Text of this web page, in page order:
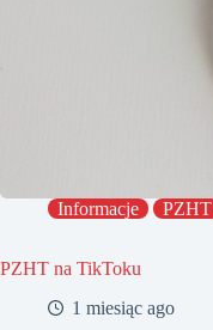
Informacje PZHT
PZHT na TikToku
1 miesiąc ago